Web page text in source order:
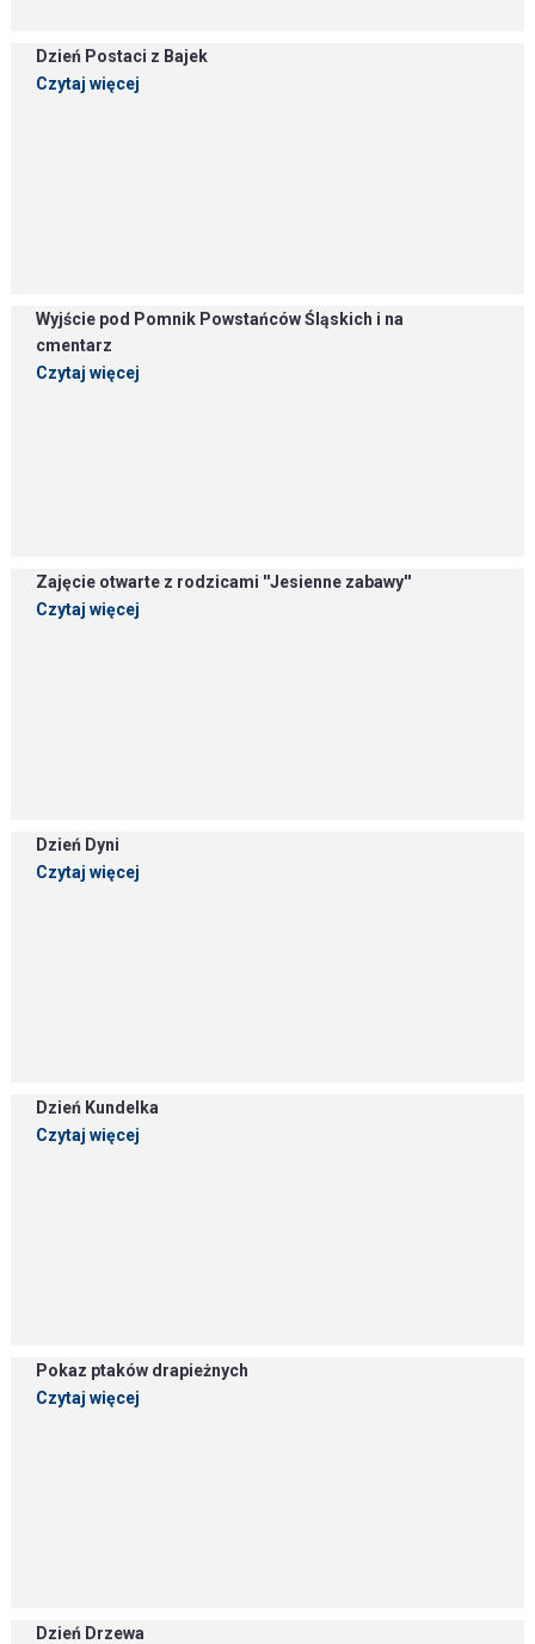
Dzień Postaci z Bajek
Czytaj więcej
Wyjście pod Pomnik Powstańców Śląskich i na
cmentarz
Czytaj więcej
Zajęcie otwarte z rodzicami ''Jesienne zabawy''
Czytaj więcej
Dzień Dyni
Czytaj więcej
Dzień Kundelka
Czytaj więcej
Pokaz ptaków drapieżnych
Czytaj więcej
Dzień Drzewa